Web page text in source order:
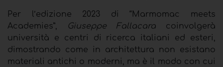
Per l’edizione 2023 di “Marmomac meets
Academies”,
Giuseppe Fallacara coinvolgerà
università e centri di ricerca italiani ed esteri,
dimostrando come in architettura non esistano
materiali antichi o moderni, ma è il modo con cui